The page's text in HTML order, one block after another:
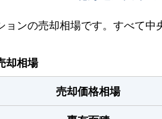
ンの売却相場です。すべて中
却相場
売却価格相場